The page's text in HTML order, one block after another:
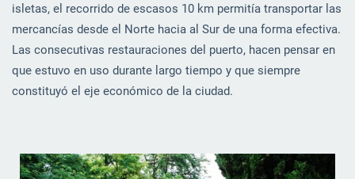
isletas, el recorrido de escasos 10 km permitía transportar las
mercancías desde el Norte hacia al Sur de una forma efectiva.
Las consecutivas restauraciones del puerto, hacen pensar en
que estuvo en uso durante largo tiempo y que siempre
constituyó el eje económico de la ciudad.